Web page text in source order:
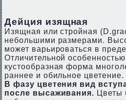
Дейция изящная
Изящная или стройная
небольшими размерами.
может варьироваться в
Отличительной
кустообразная форма
раннее и обильное цветение.
В фазу цветения вид
после высаживания. Цветы